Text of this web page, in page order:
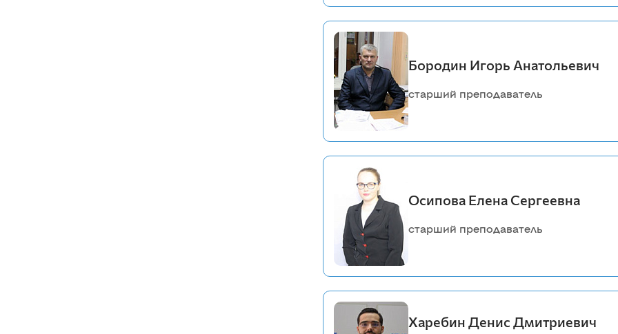
Бородин Игорь Анатольевич
старший преподаватель
Осипова Елена Сергеевна
старший преподаватель
Харебин Денис Дмитриевич